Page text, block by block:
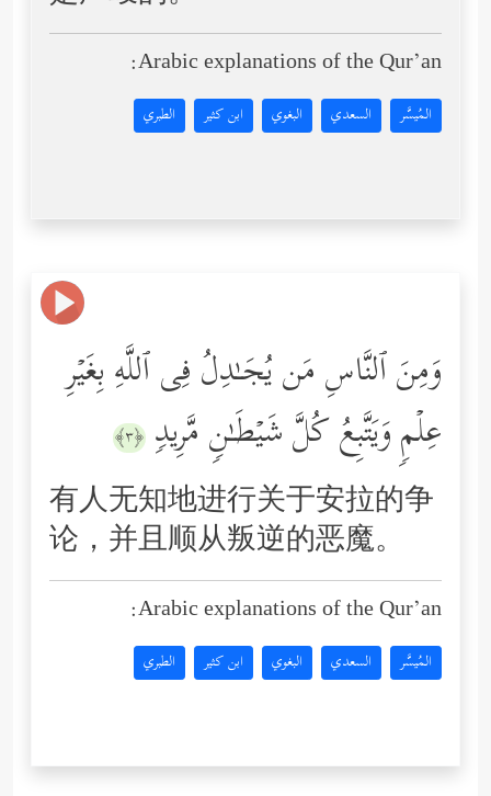
Arabic explanations of the Qur’an:
المُيسَّر السعدي البغوي ابن كثير الطبري
وَمِنَ ٱلنَّاسِ مَن یُجَـٰدِلُ فِی ٱللَّهِ بِغَیۡرِ
عِلۡمࣲ وَیَتَّبِعُ كُلَّ شَیۡطَـٰنࣲ مَّرِیدࣲ ﴿٣﴾
有人无知地进行关于安拉的争
论，并且顺从叛逆的恶魔。
Arabic explanations of the Qur’an:
المُيسَّر السعدي البغوي ابن كثير الطبري